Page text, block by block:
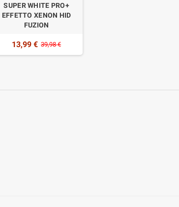
SUPER WHITE PRO+
EFFETTO XENON HID
FUZION
13,99 € 39,98 €